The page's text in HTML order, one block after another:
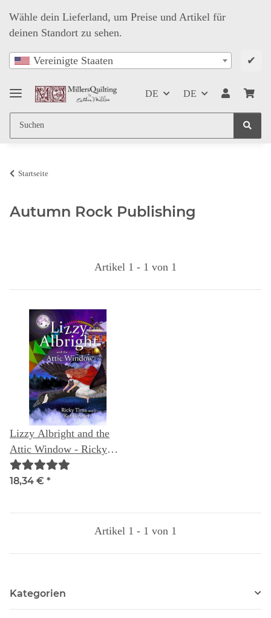
Wähle dein Lieferland, um Preise und Artikel für
deinen Standort zu sehen.
Vereinigte Staaten ✔
DE DE
Startseite
Autumn Rock Publishing
Artikel 1 - 1 von 1
Lizzy Albright and the
Attic Window - Ricky
Tims and Kat Bowser
18,34 € *
Artikel 1 - 1 von 1
Kategorien